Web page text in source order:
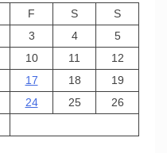
F S
S
3 4
5
10 11
12
17 18
19
24 25
26